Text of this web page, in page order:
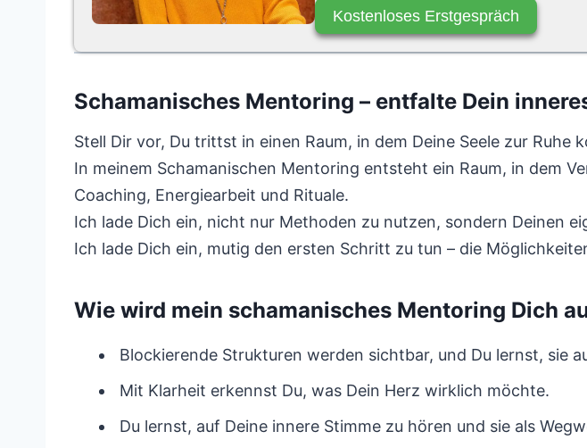
Kostenloses Erstgespräch
Schamanisches Mentoring – entfalte Dein
Stell Dir vor, Du trittst in einen Raum, in dem Deine Seele zur
In meinem Schamanischen Mentoring entsteht ein Raum, in dem
Coaching, Energiearbeit und Rituale.
Ich lade Dich ein, nicht nur Methoden zu nutzen, sondern Deinen
Ich lade Dich ein, mutig den ersten Schritt zu tun – die
Wie wird mein schamanisches Mentoring Dich
Blockierende Strukturen werden sichtbar, und Du lernst, sie
Mit Klarheit erkennst Du, was Dein Herz wirklich möchte.
Du lernst, auf Deine innere Stimme zu hören und sie als